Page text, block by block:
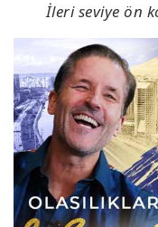
İleri seviye ön